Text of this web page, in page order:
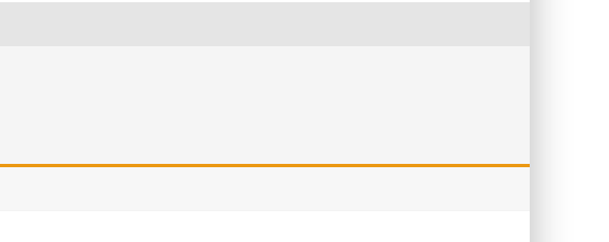
DAN BERKELANJUTAN